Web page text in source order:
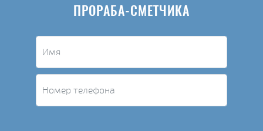
ПРОРАБА-СМЕТЧИКА